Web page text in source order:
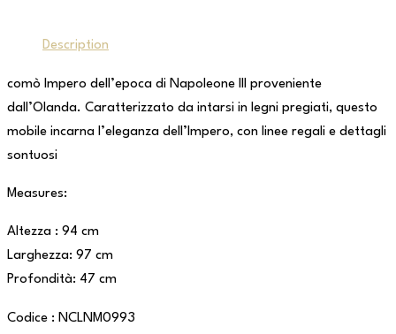
Description
comò Impero dell’epoca di Napoleone III proveniente
dall’Olanda. Caratterizzato da intarsi in legni pregiati, questo
mobile incarna l’eleganza dell’Impero, con linee regali e dettagli
sontuosi
Measures:
Altezza : 94 cm
Larghezza: 97 cm
Profondità: 47 cm
Codice : NCLNM0993